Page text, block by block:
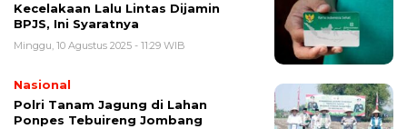
Kecelakaan Lalu Lintas Dijamin
BPJS, Ini Syaratnya
Minggu, 10 Agustus 2025 - 11:29 WIB
Nasional
Polri Tanam Jagung di Lahan
Ponpes Tebuireng Jombang